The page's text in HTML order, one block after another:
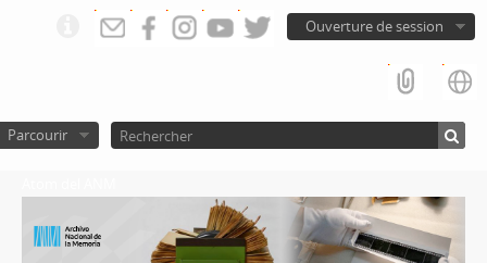
Ouverture de session
Parcourir